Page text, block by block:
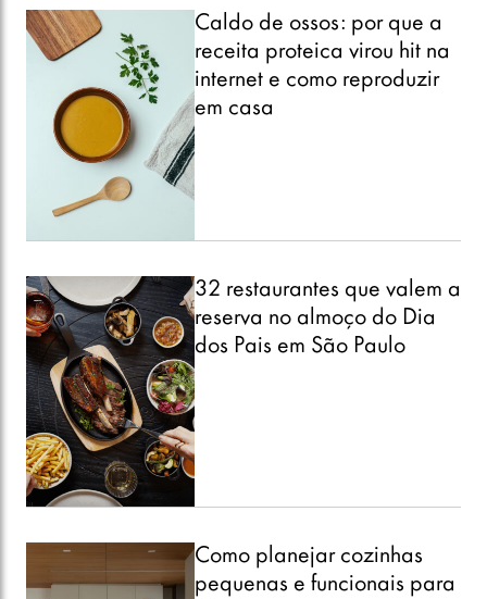
Caldo de ossos: por que a
receita proteica virou hit na
internet e como reproduzir
em casa
32 restaurantes que valem a
reserva no almoço do Dia
dos Pais em São Paulo
Como planejar cozinhas
pequenas e funcionais para